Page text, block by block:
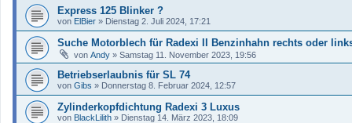
Express 125 Blinker ?
von ElBier » Dienstag 2. Juli 2024, 17:21
Suche Motorblech für Radexi II Benzinhahn rechts oder
von Andy » Samstag 11. November 2023, 19:56
Betriebserlaubnis für SL 74
von Gibs » Donnerstag 8. Februar 2024, 12:57
Zylinderkopfdichtung Radexi 3 Luxus
von BlackLilith » Dienstag 14. März 2023, 18:09